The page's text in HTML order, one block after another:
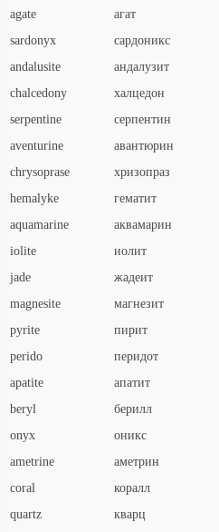
agate
агат
sardonyx
сардоникс
andalusite
андалузит
chalcedony
халцедон
serpentine
серпентин
aventurine
авантюрин
chrysoprase
хризопраз
hemalyke
гематит
aquamarine
аквамарин
iolite
иолит
jade
жадеит
magnesite
магнезит
pyrite
пирит
perido
перидот
apatite
апатит
beryl
берилл
onyx
оникс
ametrine
аметрин
coral
коралл
quartz
кварц